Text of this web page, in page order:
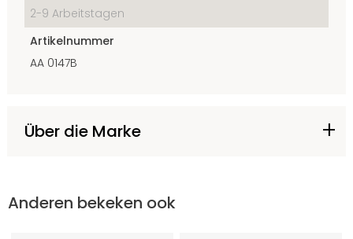
2-9 Arbeitstagen
Artikelnummer
AA 0147B
Über die Marke
Anderen bekeken ook